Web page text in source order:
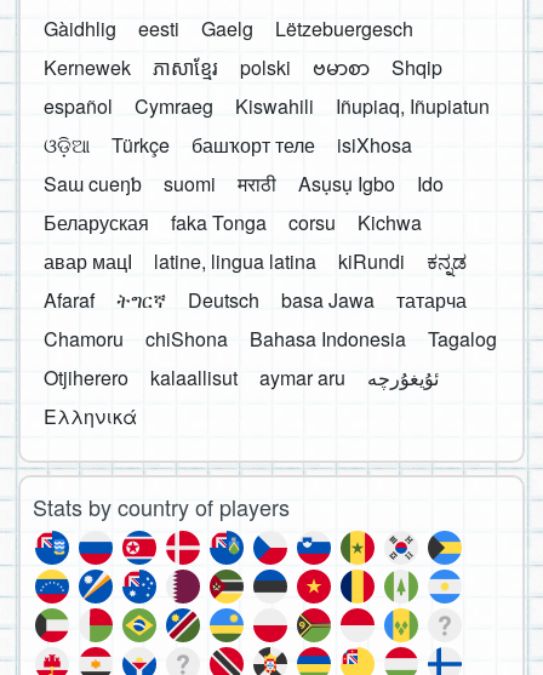
Gàidhlig
eesti Gaelg
Lëtzebuergesch
Kernewek
ភាសាខ្មែរ polski ဗမာစာ
Shqip
español
Cymraeg Kiswahili
Iñupiaq, Iñupiatun
ଓଡ଼ିଆ
Türkçe башҡорт теле
isiXhosa
Saɯ cueŋƅ
suomi मराठी Asụsụ Igbo
Ido
Беларуская
faka Tonga corsu
Kichwa
авар мацӀ
latine, lingua latina kiRundi
ಕನ್ನಡ
Afaraf
ትግርኛ Deutsch basa Jawa
татарча
Chamoru
chiShona Bahasa Indonesia
Tagalog
Otjiherero
kalaallisut aymar aru
Ελληνικά
Stats by country of players